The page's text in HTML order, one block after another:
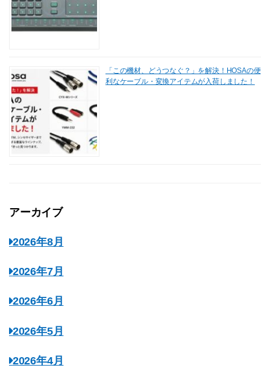
「この機材、どうつなぐ？」を解決！HOSAの便
利なケーブル・変換アイテムが入荷しました！
アーカイブ
2026年8月
2026年7月
2026年6月
2026年5月
2026年4月